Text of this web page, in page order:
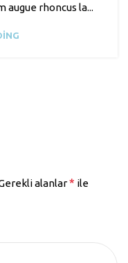
augue rhoncus la...
alanlar* ile